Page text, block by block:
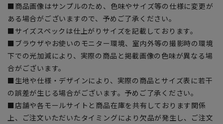
■商品画像はサンプルのため、色味やサイズ等の仕様に変更が
ある場合がございますので、予めご了承ください。
■サイズスペックは仕上がりサイズを記載しております。
■ブラウザやお使いのモニター環境、室内外等の撮影時の環境
下での光加減により、実際の商品と掲載画像の色味が異なる場
合がございます。
■生地や仕様・デザインにより、実際の商品とサイズ表に若干
の誤差が生じる場合がございます。予めご了承ください。
■店舗や各モールサイトと商品在庫を共有しております関係
上、ご注文いただいたタイミングにより欠品が発生し、ご注文